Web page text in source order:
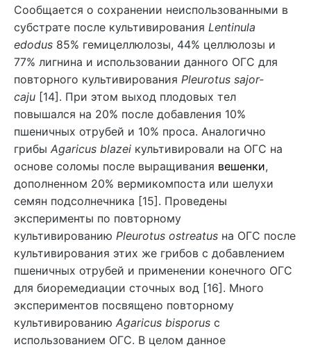
Сообщается о сохранении неиспользованными в
субстрате после культивирования Lentinula
edodus 85% гемицеллюлозы, 44% целлюлозы и
77% лигнина и использовании данного ОГС для
повторного культивирования Pleurotus sajor-
caju [14]. При этом выход плодовых тел
повышался на 20% после добавления 10%
пшеничных отрубей и 10% проса. Аналогично
грибы Agaricus blazei культивировали на ОГС на
основе соломы после выращивания вешенки,
дополненном 20% вермикомпоста или шелухи
семян подсолнечника [15]. Проведены
эксперименты по повторному
культивированию Pleurotus ostreatus на ОГС после
культивирования этих же грибов с добавлением
пшеничных отрубей и применении конечного ОГС
для биоремедиации сточных вод [16]. Много
экспериментов посвящено повторному
культивированию Agaricus bisporus с
использованием ОГС. В целом данное